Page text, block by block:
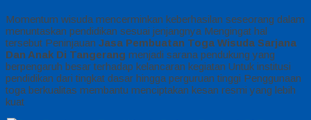
Momentum wisuda mencerminkan keberhasilan seseorang dalam
menuntaskan pendidikan sesuai jenjangnya Mengingat hal
tersebut Peninjauan Jasa Pembuatan Toga Wisuda Sarjana
Dan Anak Di Tangerang menjadi sarana pendukung yang
berpengaruh besar terhadap kelancaran kegiatan Untuk institusi
pendidikan dari tingkat dasar hingga perguruan tinggi Penggunaan
toga berkualitas membantu menciptakan kesan resmi yang lebih
kuat